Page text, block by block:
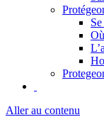
Aller au contenu